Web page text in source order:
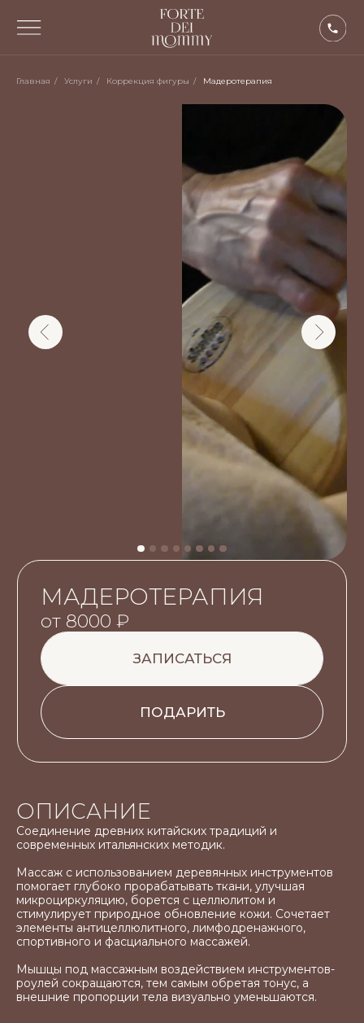
Главная / Услуги / Коррекция фигуры / Мадеротерапия
МАДЕРОТЕРАПИЯ
ОПИСАНИЕ
Соединение древних китайских традиций и
современных итальянских методик.
Массаж с использованием деревянных инструментов
помогает глубоко прорабатывать ткани, улучшая
микроциркуляцию, борется с целлюлитом и
стимулирует природное обновление кожи. Сочетает
элементы антицеллюлитного, лимфодренажного,
спортивного и фасциального массажей.
Мышцы под массажным воздействием инструментов-
роулей сокращаются, тем самым обретая тонус, а
внешние пропорции тела визуально уменьшаются.
Эффективная борьба с целлюлитом
Уменьшение избыточных объемов
Улучшение текстуры и упругости
кожи